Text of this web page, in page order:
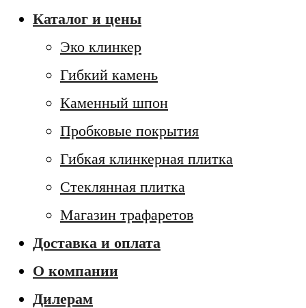
Каталог и цены
Эко клинкер
Гибкий камень
Каменный шпон
Пробковые покрытия
Гибкая клинкерная плитка
Стеклянная плитка
Магазин трафаретов
Доставка и оплата
О компании
Дилерам